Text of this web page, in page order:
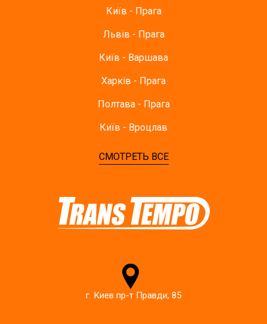
Київ - Прага
Львів - Прага
Київ - Варшава
Харків - Прага
Полтава - Прага
Київ - Вроцлав
СМОТРЕТЬ ВСЕ
г. Киев пр-т Правди, 85